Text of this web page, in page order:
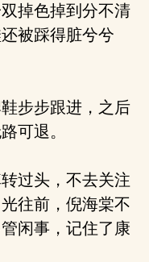
掉色掉到分不清
被踩得脏兮兮
步步跟进，之后
可退。
过头，不去关注
往前，倪海棠不
闲事，记住了康